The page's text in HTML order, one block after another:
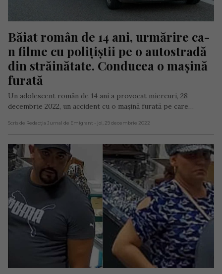
Băiat român de 14 ani, urmărire ca-
n filme cu polițiștii pe o autostradă
din străinătate. Conducea o mașină
furată
Un adolescent român de 14 ani a provocat miercuri, 28
decembrie 2022, un accident cu o mașină furată pe care…
Scris de Redacția Jurnal de Emigrant - joi, 29 decembrie 2022